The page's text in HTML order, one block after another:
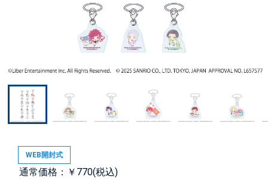
WEB開封式
通常価格：￥770(税込)